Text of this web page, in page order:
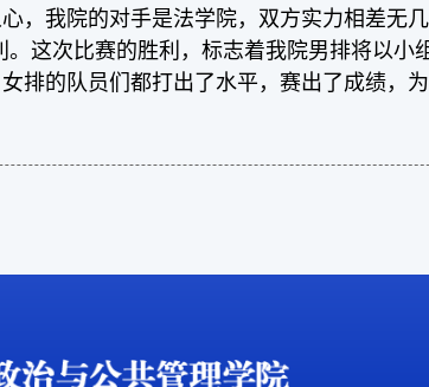
，我院的对手是法学院，双方实力相差无
这次比赛的胜利， 标志着我院男排将以小
排的队员们都打出了水平，赛出了成绩，